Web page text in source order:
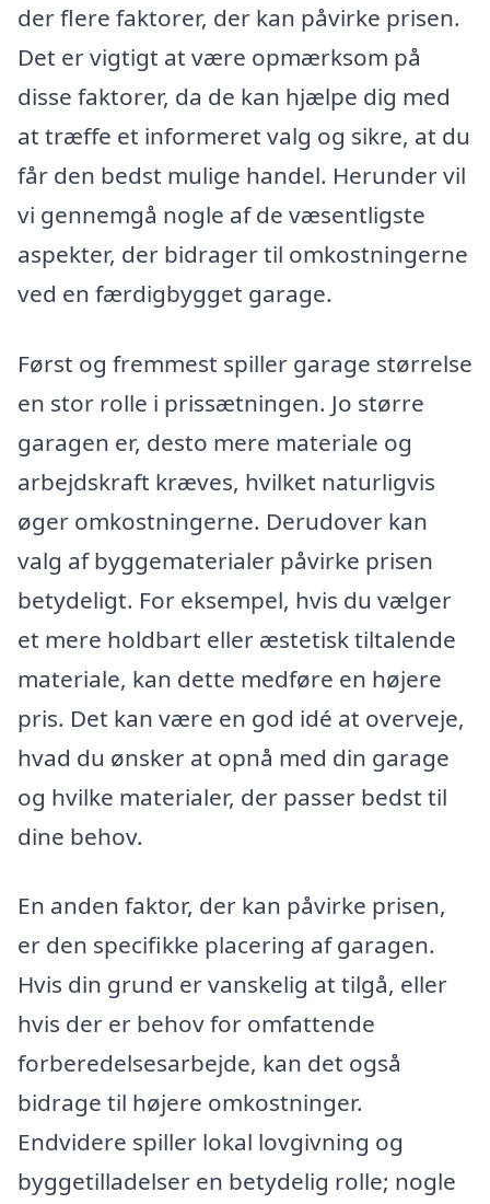
der flere faktorer, der kan påvirke prisen.
Det er vigtigt at være opmærksom på
disse faktorer, da de kan hjælpe dig med
at træffe et informeret valg og sikre, at du
får den bedst mulige handel. Herunder vil
vi gennemgå nogle af de væsentligste
aspekter, der bidrager til omkostningerne
ved en færdigbygget garage.
Først og fremmest spiller garage størrelse
en stor rolle i prissætningen. Jo større
garagen er, desto mere materiale og
arbejdskraft kræves, hvilket naturligvis
øger omkostningerne. Derudover kan
valg af byggematerialer påvirke prisen
betydeligt. For eksempel, hvis du vælger
et mere holdbart eller æstetisk tiltalende
materiale, kan dette medføre en højere
pris. Det kan være en god idé at overveje,
hvad du ønsker at opnå med din garage
og hvilke materialer, der passer bedst til
dine behov.
En anden faktor, der kan påvirke prisen,
er den specifikke placering af garagen.
Hvis din grund er vanskelig at tilgå, eller
hvis der er behov for omfattende
forberedelsesarbejde, kan det også
bidrage til højere omkostninger.
Endvidere spiller lokal lovgivning og
byggetilladelser en betydelig rolle; nogle